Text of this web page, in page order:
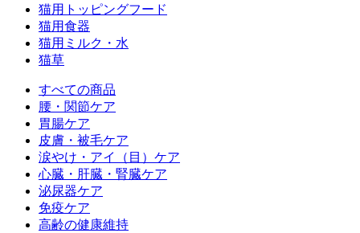
猫用トッピングフード
猫用食器
猫用ミルク・水
猫草
すべての商品
腰・関節ケア
胃腸ケア
皮膚・被毛ケア
涙やけ・アイ（目）ケア
心臓・肝臓・腎臓ケア
泌尿器ケア
免疫ケア
高齢の健康維持